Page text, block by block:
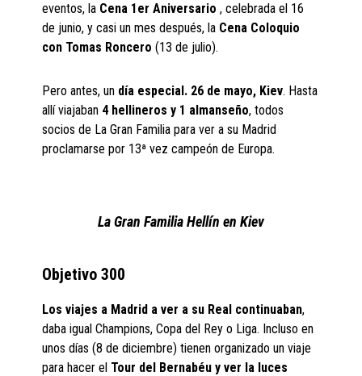
eventos, la Cena 1er Aniversario , celebrada el 16
de junio, y casi un mes después, la Cena Coloquio
con Tomas Roncero (13 de julio).
Pero antes, un día especial. 26 de mayo, Kiev. Hasta
allí viajaban 4 hellineros y 1 almanseño, todos
socios de La Gran Familia para ver a su Madrid
proclamarse por 13ª vez campeón de Europa.
La Gran Familia Hellín en Kiev
Objetivo 300
Los viajes a Madrid a ver a su Real continuaban,
daba igual Champions, Copa del Rey o Liga. Incluso en
unos días (8 de diciembre) tienen organizado un viaje
para hacer el Tour del Bernabéu y ver la luces